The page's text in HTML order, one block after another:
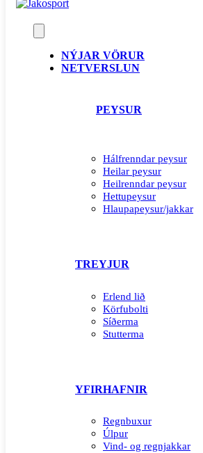
NÝJAR VÖRUR
NETVERSLUN
PEYSUR
Hálfrenndar peysur
Heilar peysur
Heilrenndar peysur
Hettupeysur
Hlaupapeysur/jakkar
TREYJUR
Erlend lið
Körfubolti
Síðerma
Stutterma
YFIRHAFNIR
Regnbuxur
Úlpur
Vind- og regnjakkar